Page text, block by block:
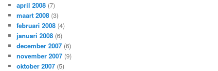
april 2008 (7)
maart 2008 (3)
februari 2008 (4)
januari 2008 (6)
december 2007 (6)
november 2007 (9)
oktober 2007 (5)